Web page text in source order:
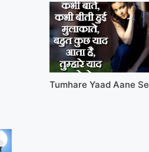
Tumhare Yaad Aane Se